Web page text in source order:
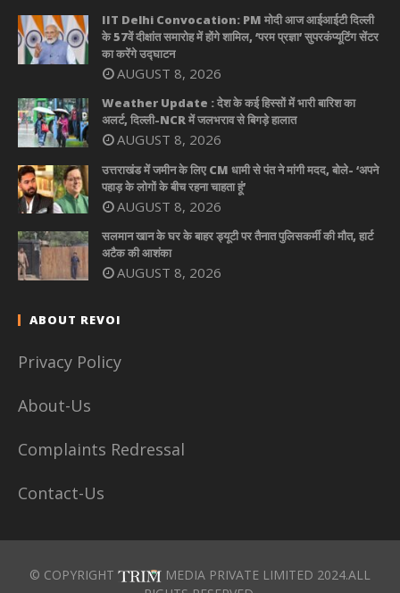
IIT Delhi Convocation: PM मोदी आज आईआईटी दिल्ली
के 57वें दीक्षांत समारोह में होंगे शामिल, ‘परम प्रज्ञा’ सुपरकंप्यूटिंग सेंटर
का करेंगे उद्घाटन
AUGUST 8, 2026
Weather Update : देश के कई हिस्सों में भारी बारिश का
अलर्ट, दिल्ली-NCR में जलभराव से बिगड़े हालात
AUGUST 8, 2026
उत्तराखंड में जमीन के लिए CM धामी से पंत ने मांगी मदद, बोले- ‘अपने
पहाड़ के लोगों के बीच रहना चाहता हूं’
AUGUST 8, 2026
सलमान खान के घर के बाहर ड्यूटी पर तैनात पुलिसकर्मी की मौत, हार्ट
अटैक की आशंका
AUGUST 8, 2026
ABOUT REVOI
Privacy Policy
About-Us
Complaints Redressal
Contact-Us
© COPYRIGHT
MEDIA PRIVATE LIMITED 2024.ALL